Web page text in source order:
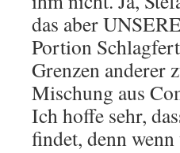
das aber
Portion
Grenzen anderer
Mischung aus
Ich hoffe sehr,
findet, denn